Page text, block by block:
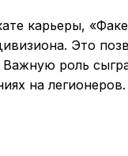
карьеры,
Это
роль
на легионеров.